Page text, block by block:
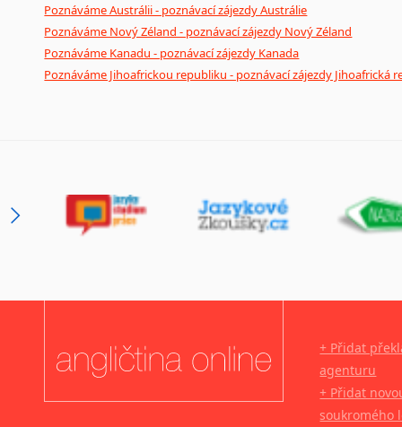
Poznáváme Austrálii - poznávací zájezdy Austrálie
Poznáváme Nový Zéland - poznávací zájezdy Nový Zéland
Poznáváme Kanadu - poznávací zájezdy Kanada
Poznáváme Jihoafrickou republiku - poznávací zájezdy Jihoafrická
+ Přidat
agenturu
+ Přidat
soukromého